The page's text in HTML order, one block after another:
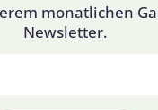
monatlichen
Newsletter.